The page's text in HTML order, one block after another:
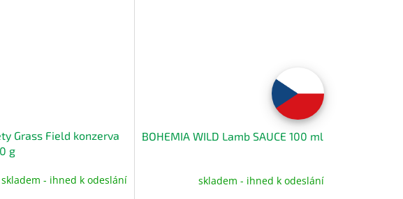
Grass Field konzerva
g
skladem - ihned k odeslání
BOHEMIA WILD Lamb SAUCE 100 ml
skladem - ihned k odeslání